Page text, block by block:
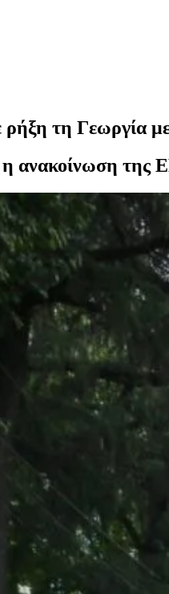
ρήξη τη Γεωργία
η ανακοίνωση της